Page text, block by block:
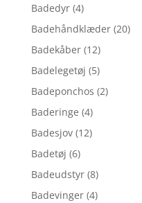
Badedyr (4)
Badehåndklæder (20)
Badekåber (12)
Badelegetøj (5)
Badeponchos (2)
Baderinge (4)
Badesjov (12)
Badetøj (6)
Badeudstyr (8)
Badevinger (4)